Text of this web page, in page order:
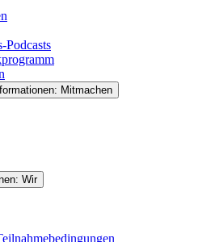
Podcasts
Mitmachen
Wir